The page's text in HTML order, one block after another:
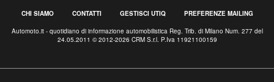
CHI SIAMO CONTATTI GESTISCI UTIQ PREFERENZE MAILING
Automoto.it - quotidiano di informazione automobilistica Reg. Trib. di Milano Num. 277 del
24.05.2011 © 2012-2026 CRM S.r.l. P.Iva 11921100159